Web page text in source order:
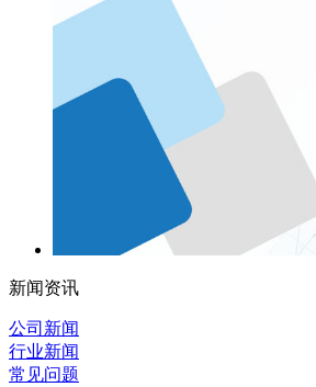
新闻资讯
公司新闻
行业新闻
常见问题